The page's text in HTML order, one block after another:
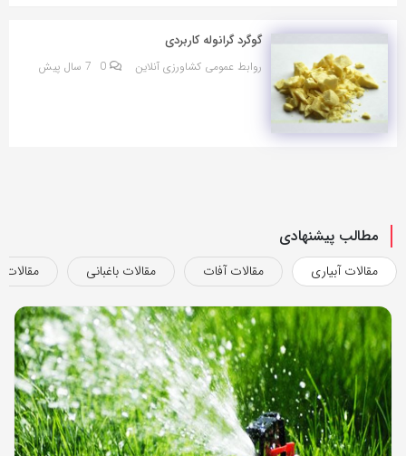
گوگرد گرانوله کاربردی
روابط عمومی کشاورزی آنلاین 0 7 سال پیش
مطالب پیشنهادی
مقالات آبیاری مقالات آفات مقالات باغبانی مقالات